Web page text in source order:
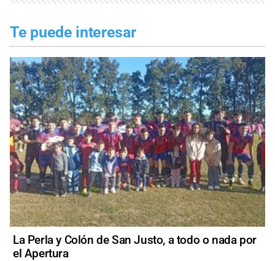
Te puede interesar
La Perla y Colón de San Justo, a todo o nada por
el Apertura